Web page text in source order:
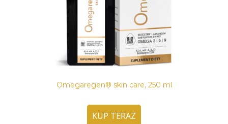
Omegaregen® skin care, 250 ml
KUP TERAZ